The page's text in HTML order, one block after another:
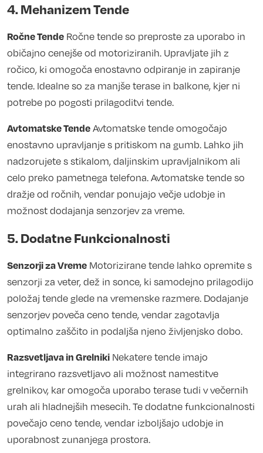
4. Mehanizem Tende
Ročne Tende Ročne tende so preproste za uporabo in
običajno cenejše od motoriziranih. Upravljate jih z
ročico, ki omogoča enostavno odpiranje in zapiranje
tende. Idealne so za manjše terase in balkone, kjer ni
potrebe po pogosti prilagoditvi tende.
Avtomatske Tende Avtomatske tende omogočajo
enostavno upravljanje s pritiskom na gumb. Lahko jih
nadzorujete s stikalom, daljinskim upravljalnikom ali
celo preko pametnega telefona. Avtomatske tende so
dražje od ročnih, vendar ponujajo večje udobje in
možnost dodajanja senzorjev za vreme.
5. Dodatne Funkcionalnosti
Senzorji za Vreme Motorizirane tende lahko opremite s
senzorji za veter, dež in sonce, ki samodejno prilagodijo
položaj tende glede na vremenske razmere. Dodajanje
senzorjev poveča ceno tende, vendar zagotavlja
optimalno zaščito in podaljša njeno življenjsko dobo.
Razsvetljava in Grelniki Nekatere tende imajo
integrirano razsvetljavo ali možnost namestitve
grelnikov, kar omogoča uporabo terase tudi v večernih
urah ali hladnejših mesecih. Te dodatne funkcionalnosti
povečajo ceno tende, vendar izboljšajo udobje in
uporabnost zunanjega prostora.